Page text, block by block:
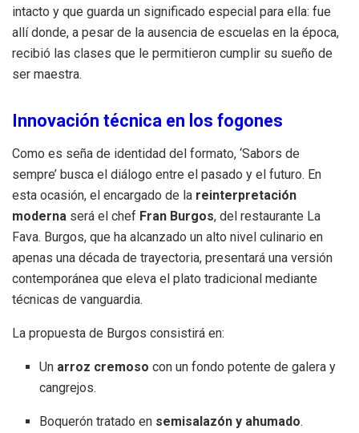
intacto y que guarda un significado especial para ella: fue
allí donde, a pesar de la ausencia de escuelas en la época,
recibió las clases que le permitieron cumplir su sueño de
ser maestra.
Innovación técnica en los fogones
Como es seña de identidad del formato, ‘Sabors de
sempre’ busca el diálogo entre el pasado y el futuro. En
esta ocasión, el encargado de la reinterpretación
moderna será el chef Fran Burgos, del restaurante La
Fava. Burgos, que ha alcanzado un alto nivel culinario en
apenas una década de trayectoria, presentará una versión
contemporánea que eleva el plato tradicional mediante
técnicas de vanguardia.
La propuesta de Burgos consistirá en:
Un arroz cremoso con un fondo potente de galera y
cangrejos.
Boquerón tratado en semisalazón y ahumado.